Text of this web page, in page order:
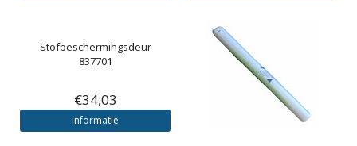
Stofbeschermingsdeur
837701
€34,03
Informatie